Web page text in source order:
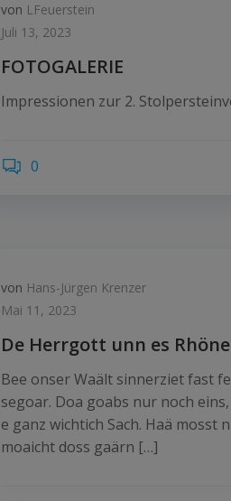
von LFeuerstein
Juli 13, 2023
FOTOGALERIE
Impressionen zur 2.
0
von Hans-Jürgen Krenzer
Mai 11, 2023
De Herrgott unn es
Bee onser Waält sinnerziet fast
segoar. Doa goabs nur noch
e ganz wichtich Sach. Haä mosst
moaicht doss gaärn […]